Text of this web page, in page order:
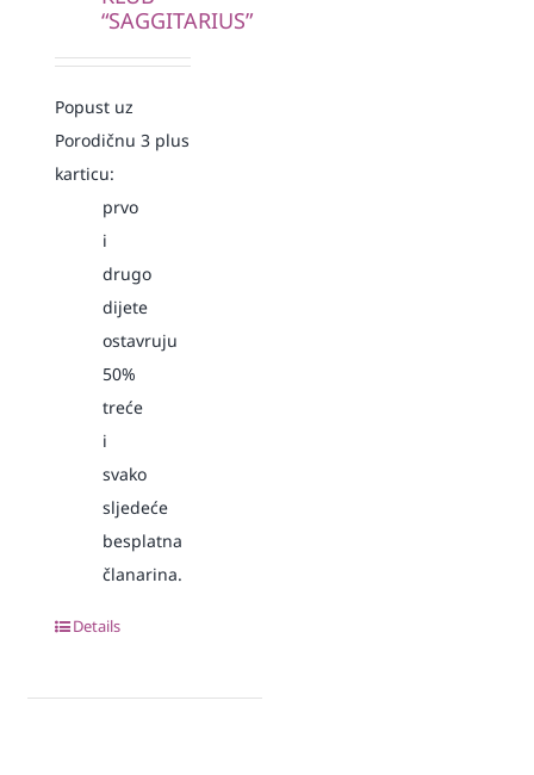
“SAGGITARIUS”
Popust uz
Porodičnu 3 plus
karticu:
prvo
i
drugo
dijete
ostavruju
50%
treće
i
svako
sljedeće
besplatna
članarina.
Details